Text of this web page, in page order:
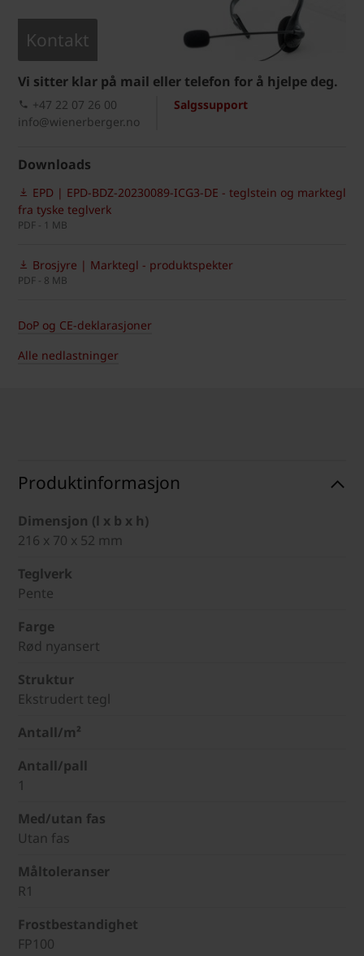
Kontakt
Vi sitter klar på mail eller telefon for å hjelpe deg.
Salgssupport
+47 22 07 26 00
info@wienerberger.no
Downloads
EPD | EPD-BDZ-20230089-ICG3-DE - teglstein og marktegl
fra tyske teglverk
PDF - 1 MB
Brosjyre | Marktegl - produktspekter
PDF - 8 MB
DoP og CE-deklarasjoner
Alle nedlastninger
Produktinformasjon
Dimensjon (l x b x h)
216 x 70 x 52 mm
Teglverk
Pente
Farge
Rød nyansert
Struktur
Ekstrudert tegl
Antall/m²
Antall/pall
1
Med/utan fas
Utan fas
Måltoleranser
R1
Frostbestandighet
FP100